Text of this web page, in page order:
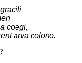
coegi,
arva colono.